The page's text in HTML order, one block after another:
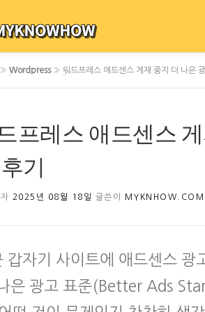
» Wordpress» 워드프레스 애드센스 게재 중지 더 나은
프레스 애드센스
기
2025년 08월 18일 글쓴이 MYKNHOW.COM
갑자기 사이트에 애드센스 광
은 광고 표준(Better Ads